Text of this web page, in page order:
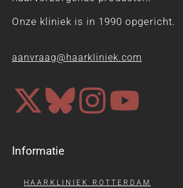
Onze kliniek is in 1990 opgericht.
aanvraag@haarkliniek.com
Informatie
HAARKLINIEK ROTTERDAM